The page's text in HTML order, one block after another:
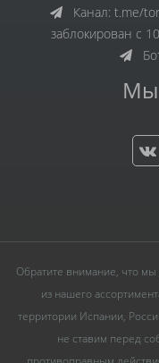
Канал: t.me/
заблокирован с
Мы
Обратите внимание, что
из нашего
территории Испании,
не ставим перед